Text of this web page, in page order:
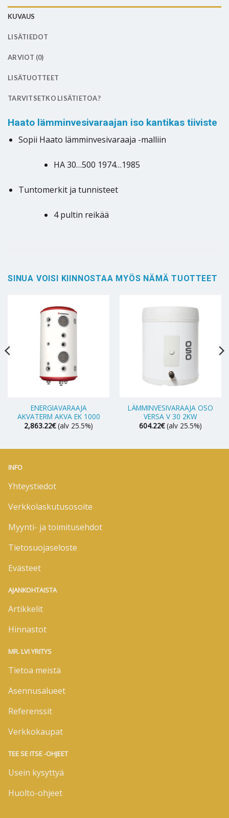
KUVAUS
LISÄTIEDOT
ARVIOT (0)
LISÄTUOTTEET
TARVITSETKO LISÄTIETOA?
Haato lämminvesivaraajan iso kantikas tiiviste
Sopii Haato lämminvesivaraaja -malliin
HA 30…500 1974…1985
Tuntomerkit ja tunnisteet
4 pultin reikää
SINUA VOISI KIINNOSTAA MYÖS NÄMÄ TUOTTEET
ENERGIAVARAAJA
AKVATERM AKVA EK 1000
2,863.22€ (alv 25.5%)
LÄMMINVESIVARAAJA OSO
VERSA V 30 2KW
604.22€ (alv 25.5%)
INFO
Yhteystiedot
Verkkolaskutusosoite
Myynti- ja toimitusehdot
Tietosuojaseloste
Evästeet
AJANKOHTAISTA
Artikkelit
Hinnastot
MR. LVI YRITYS
Tietoa meistä
Asennusalueet
Referenssit
Verkkokaupat
TEE SE ITSE -OHJEET
Usein kysyttyä
Huolto-ohjeet